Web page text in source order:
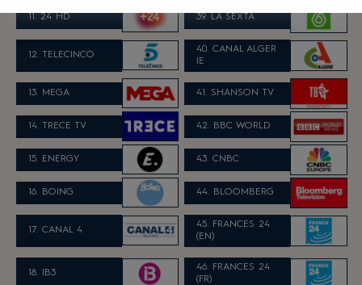
11. 24 HD 39. LA SEXTA
12. TELECINCO
40. CANAL ALGER
IE
13. MEGA 41. SHANSON TV
14. TRECE TV 42. BBC WORLD
15. ENERGY 43. CNBC
16. BOING 44. BLOOMBERG
17. CANAL 4
45. FRANCES 24
(EN)
18. IB3
46. FRANCES 24
(FR)